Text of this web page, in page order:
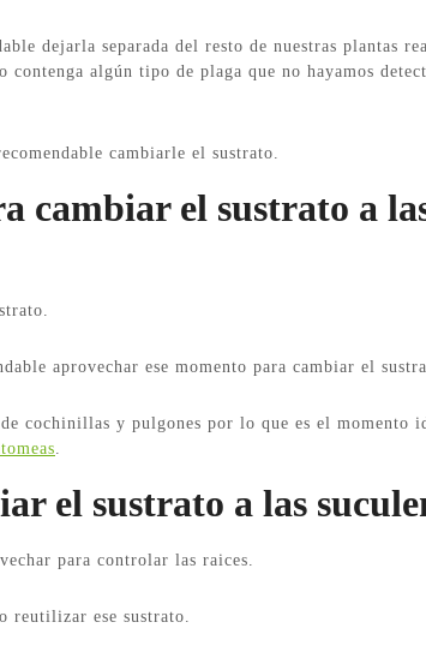
dejarla separada del resto de nuestras plantas
contenga algún tipo de plaga que no hayamos
cambiarle el sustrato.
cambiar el sustrato a
aprovechar ese momento para cambiar el
cochinillas y pulgones por lo que es el momento
el sustrato a las
para controlar las raices.
reutilizar ese sustrato.